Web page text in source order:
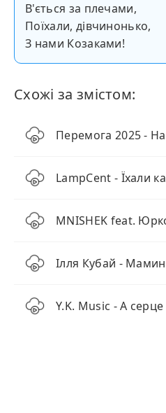
В'ється за плечами,
Поїхали, дівчинонько,
З нами Козаками!
Схожі за змістом:
LampCent - Їхали
Ілля Кубай -
Y.K. Music - А